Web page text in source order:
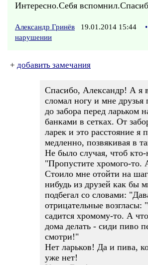
Интересно.Себя
Александр Гринёв 19.01.2014 15:44 •
нарушении
+ добавить замечания
Спасибо, Александр! А я
сломал ногу и мне друзья
до забора перед ларьком
банками в сетках. От
ларек и это расстояние я
медленно, позвякивая в
Не было случая, чтоб кто-
"Пропустите хромого-то.
Стоило мне отойти на
нибудь из друзей как бы
подбегал со словами:
отрицательные
садится хромому-то. А
дома делать - сиди пиво
смотри!"
Нет ларьков! Да и пива,
уже нет!